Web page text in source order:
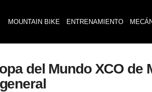
MOUNTAIN BIKE ENTRENAMIENTO
del Mundo XCO